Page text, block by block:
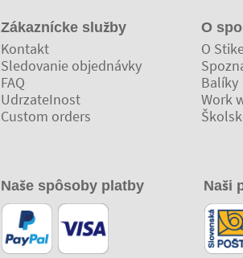
Zákaznícke služby
Kontakt
Sledovanie objednávky
FAQ
UdrzateInost
Custom orders
O
O
Balíky
Work
Naše spôsoby platby Naši